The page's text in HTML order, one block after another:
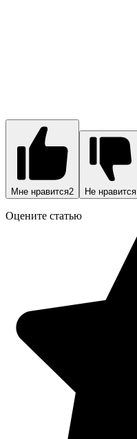
Мне нравится2 Не нравится
Оцените статью